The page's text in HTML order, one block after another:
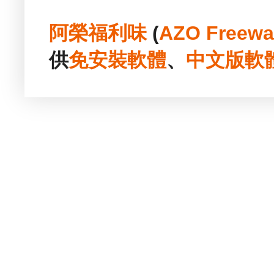
阿榮福利味(AZO
供免安裝軟體、 中文版軟